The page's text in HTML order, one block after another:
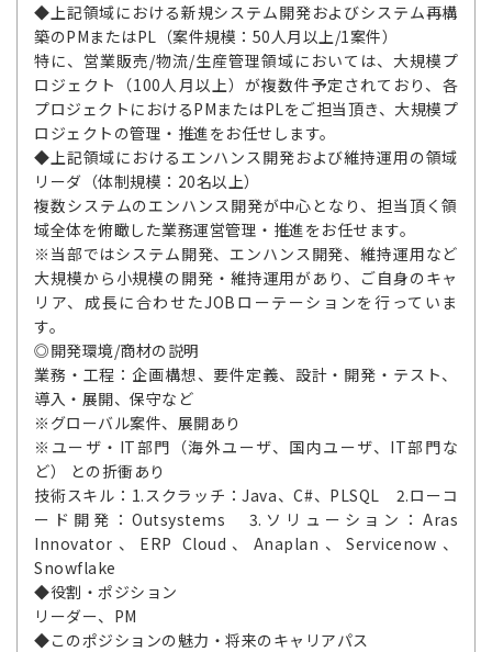
◆上記領域における新規システム開発およびシステム再構
築のPMまたはPL（案件規模：50人月以上/1案件）
特に、営業販売/物流/生産管理領域においては、大規模プ
ロジェクト（100人月以上）が複数件予定されており、各
プロジェクトにおけるPMまたはPLをご担当頂き、大規模プ
ロジェクトの管理・推進をお任せします。
◆上記領域におけるエンハンス開発および維持運用の領域
リーダ（体制規模：20名以上）
複数システムのエンハンス開発が中心となり、担当頂く領
域全体を俯瞰した業務運営管理・推進をお任せます。
※当部ではシステム開発、エンハンス開発、維持運用など
大規模から小規模の開発・維持運用があり、ご自身のキャ
リア、成長に合わせたJOBローテーションを行っていま
す。
◎開発環境/商材の説明
業務・工程：企画構想、要件定義、設計・開発・テスト、
導入・展開、保守など
※グローバル案件、展開あり
※ユーザ・IT部門（海外ユーザ、国内ユーザ、IT部門な
ど） との折衝あり
技術スキル：1.スクラッチ：Java、C#、PLSQL 2.ローコ
ード開発：Outsystems 3.ソリューション：Aras
Innovator、ERP Cloud、Anaplan、Servicenow、
Snowflake
◆役割・ポジション
リーダー、PM
◆このポジションの魅力・将来のキャリアパス